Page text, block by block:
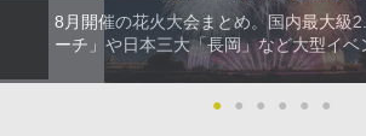
8月開催の花火大会まとめ。国内最大級
ーチ」や日本三大「長岡」など大型イベ
● ● ● ● ● ●